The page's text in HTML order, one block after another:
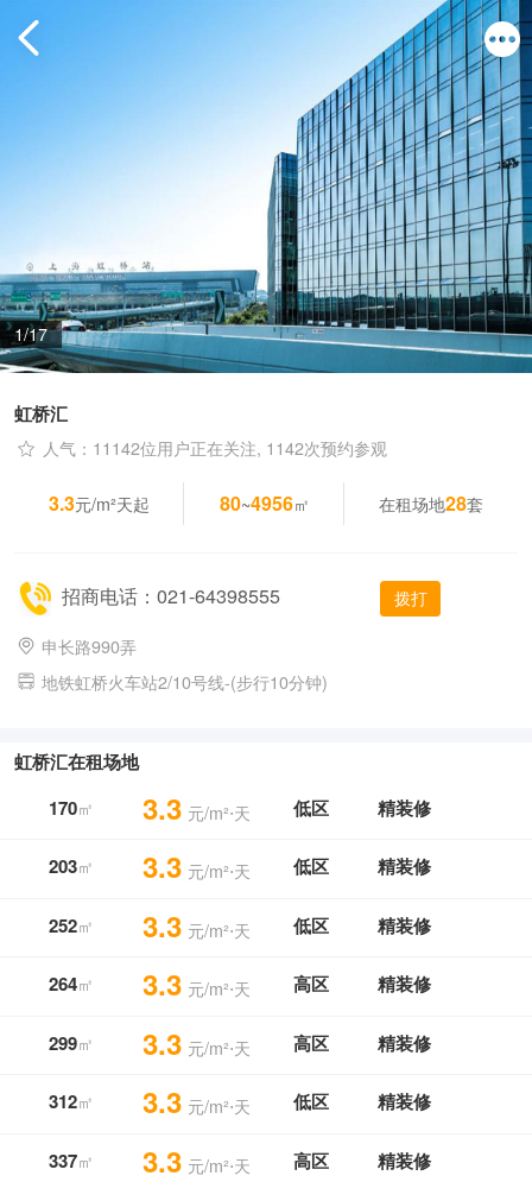
1/17
虹桥汇
人气：11142位用户正在关注, 1142次预约参观
3.3元/m²天起 80~4956㎡ 在租场地28套
招商电话：021-64398555 拨打
申长路990弄
地铁虹桥火车站2/10号线-(步行10分钟)
虹桥汇在租场地
170㎡ 3.3 元/m²⋅天 低区 精装修
203㎡ 3.3 元/m²⋅天 低区 精装修
252㎡ 3.3 元/m²⋅天 低区 精装修
264㎡ 3.3 元/m²⋅天 高区 精装修
299㎡ 3.3 元/m²⋅天 高区 精装修
312㎡ 3.3 元/m²⋅天 低区 精装修
337㎡ 3.3 元/m²⋅天 高区 精装修